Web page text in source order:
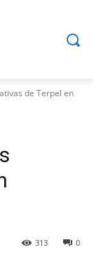
de Terpel en
0
313